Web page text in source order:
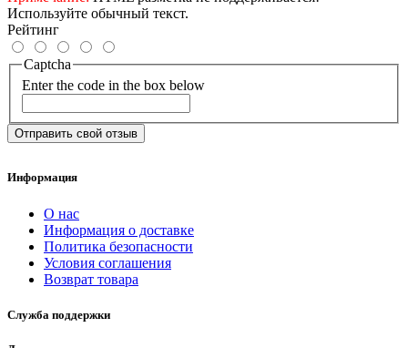
Используйте обычный текст.
Рейтинг
Captcha
Enter the code in the box below
Отправить свой отзыв
Информация
О нас
Информация о доставке
Политика безопасности
Условия соглашения
Возврат товара
Служба поддержки